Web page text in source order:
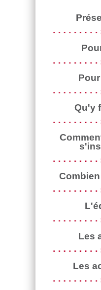
Qu'y
Les
Les